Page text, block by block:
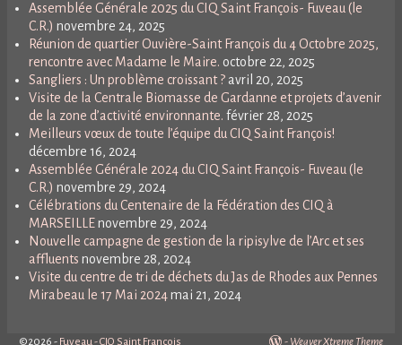
Assemblée Générale 2025 du CIQ Saint François- Fuveau (le
C.R.) novembre 24, 2025
Réunion de quartier Ouvière-Saint François du 4 Octobre 2025,
rencontre avec Madame le Maire. octobre 22, 2025
Sangliers : Un problème croissant ? avril 20, 2025
Visite de la Centrale Biomasse de Gardanne et projets d’avenir
de la zone d’activité environnante. février 28, 2025
Meilleurs vœux de toute l’équipe du CIQ Saint François!
décembre 16, 2024
Assemblée Générale 2024 du CIQ Saint François- Fuveau (le
C.R.) novembre 29, 2024
Célébrations du Centenaire de la Fédération des CIQ à
MARSEILLEnovembre 29, 2024
Nouvelle campagne de gestion de la ripisylve de l’Arc et ses
affluents novembre 28, 2024
Visite du centre de tri de déchets du Jas de Rhodes aux Pennes
Mirabeau le 17 Mai 2024mai 21, 2024
©2026 - Fuveau - CIQ Saint François - Weaver Xtreme Theme